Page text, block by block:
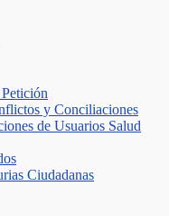
y Conciliaciones
de Usuarios Salud
Ciudadanas